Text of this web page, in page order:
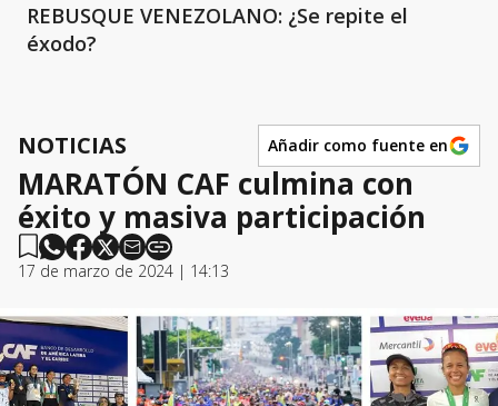
REBUSQUE VENEZOLANO: ¿Se repite el
éxodo?
NOTICIAS Añadir como fuente en
MARATÓN CAF culmina con
éxito y masiva participación
17 de marzo de 2024 | 14:13